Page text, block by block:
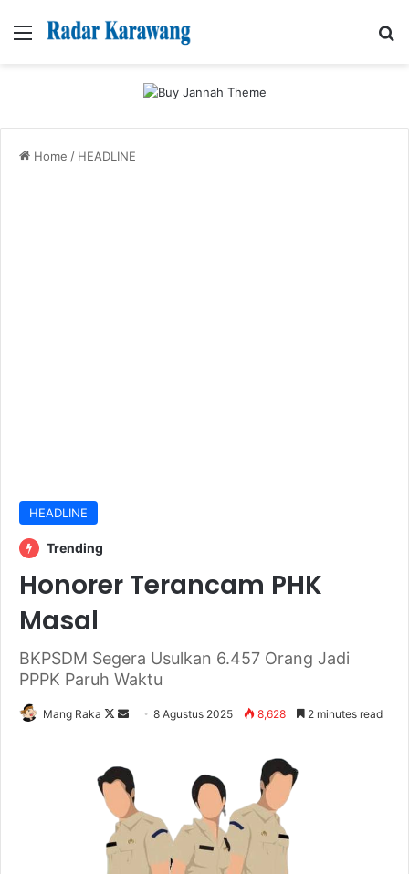
Menu
Home / HEADLINE
HEADLINE
Trending
Honorer Terancam PHK
Masal
BKPSDM Segera Usulkan 6.457 Orang Jadi
PPPK Paruh Waktu
Mang Raka
Follow
Send8 Agustus 2025 8,628 2 minutes read